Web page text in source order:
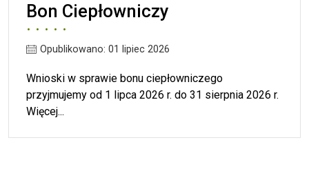
Bon Ciepłowniczy
Opublikowano: 01 lipiec 2026
Wnioski w sprawie bonu ciepłowniczego
przyjmujemy od 1 lipca 2026 r. do 31 sierpnia 2026 r.
Więcej...